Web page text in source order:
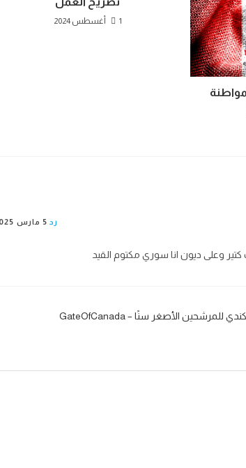
1 أغسطس 2024
رد 5 مارس 2025
وعلى ديون انا سوري مكتوم القيد